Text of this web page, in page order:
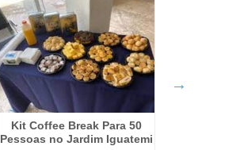
Kit Coffee Break Para 50
Pessoas no Jardim Iguatemi